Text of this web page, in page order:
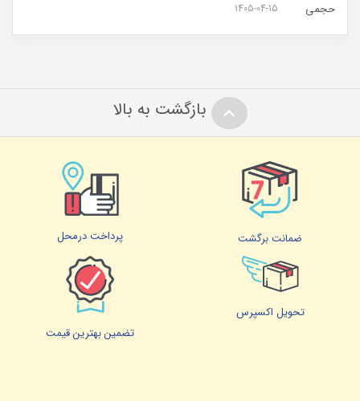
1405-04-15
بازگشت به بالا
ضمانت برگشت پرداخت درمحل
تحویل اکسپرس
تضمین بهترین قیمت